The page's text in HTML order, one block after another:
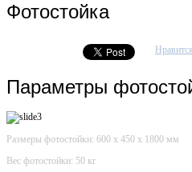
Фотостойка
Нравится
Параметры
Размеры фотостойки: 600 х 450 х 1800 мм
Вес фотостойки: 50 кг